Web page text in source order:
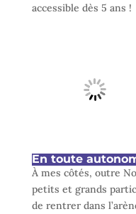
accessible dès 5 ans !
En toute
À mes côtés, outre
petits et grands
de rentrer dans